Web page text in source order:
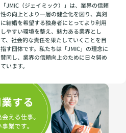
「JMIC（ジェイミック）」は、業界の信頼
性の向上とより一層の健全化を図り、真剣
に結婚を希望する独身者にとってより利用
しやすい環境を整え、魅力ある業界とし
て、社会的な責任を果たしていくことを目
指す団体です。私たちは「JMIC」の理念に
賛同し、業界の信頼向上のために日々努め
ています。